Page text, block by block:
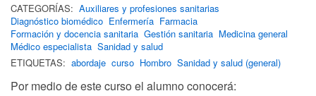
CATEGORÍAS: Auxiliares y profesiones sanitarias
Diagnóstico biomédico Enfermería Farmacia
Formación y docencia sanitaria Gestión sanitaria Medicina general
Médico especialista Sanidad y salud
ETIQUETAS: abordaje curso Hombro Sanidad y salud (general)
Por medio de este curso el alumno conocerá: